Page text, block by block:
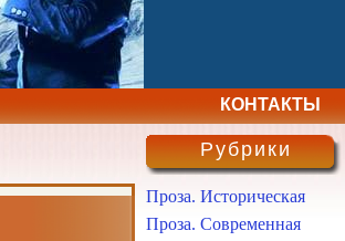
КОНТАКТЫ
Рубрики
Проза. Историческая
Проза. Современная